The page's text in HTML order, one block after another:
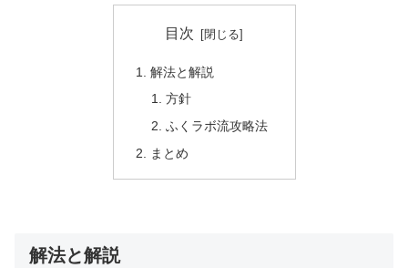
目次
解法と解説
方針
ふくラボ流攻略法
まとめ
解法と解説